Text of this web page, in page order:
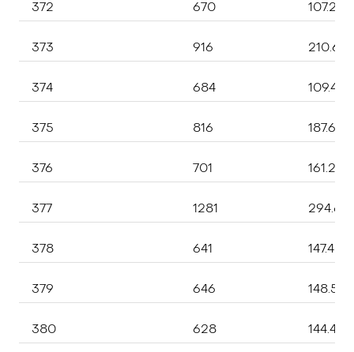
372 670
373 916
374 684
375 816
376 701
377 1281
378 641
379 646
380 628